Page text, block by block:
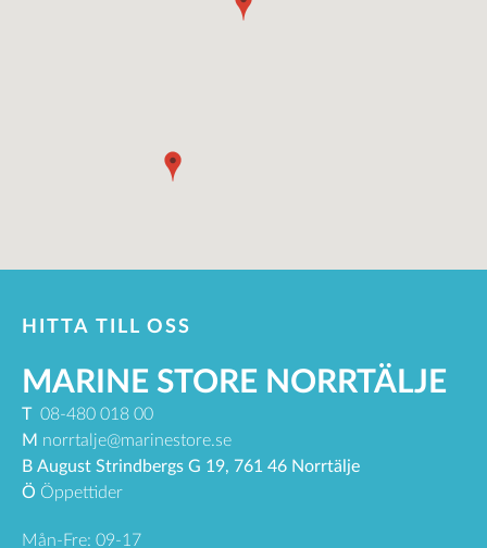
HITTA TILL OSS
MARINE STORE NORRTÄLJE
T08-480 018 00
M norrtalje@marinestore.se
BAugust Strindbergs G 19, 761 46 Norrtälje
Ö Öppettider
Mån-Fre: 09-17